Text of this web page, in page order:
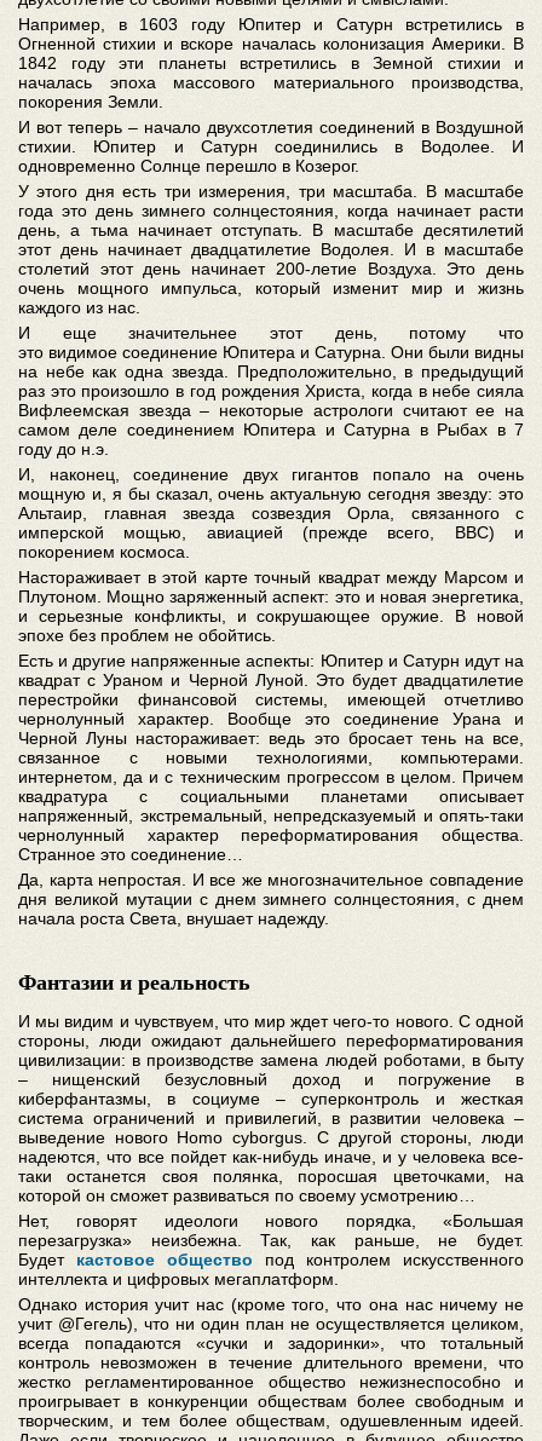
Например, в 1603 году Юпитер и Сатурн встретились в
Огненной стихии и вскоре началась колонизация Америки. В
1842 году эти планеты встретились в Земной стихии и
началась эпоха массового материального производства,
покорения Земли.
И вот теперь – начало двухсотлетия соединений в Воздушной
стихии. Юпитер и Сатурн соединились в Водолее. И
одновременно Солнце перешло в Козерог.
У этого дня есть три измерения, три масштаба. В масштабе
года это день зимнего солнцестояния, когда начинает расти
день, а тьма начинает отступать. В масштабе десятилетий
этот день начинает двадцатилетие Водолея. И в масштабе
столетий этот день начинает 200-летие Воздуха. Это день
очень мощного импульса, который изменит мир и жизнь
каждого из нас.
И еще значительнее этот день, потому что
это видимое соединение Юпитера и Сатурна. Они были видны
на небе как одна звезда. Предположительно, в предыдущий
раз это произошло в год рождения Христа, когда в небе сияла
Вифлеемская звезда – некоторые астрологи считают ее на
самом деле соединением Юпитера и Сатурна в Рыбах в 7
году до н.э.
И, наконец, соединение двух гигантов попало на очень
мощную и, я бы сказал, очень актуальную сегодня звезду: это
Альтаир, главная звезда созвездия Орла, связанного с
имперской мощью, авиацией (прежде всего, ВВС) и
покорением космоса.
Настораживает в этой карте точный квадрат между Марсом и
Плутоном. Мощно заряженный аспект: это и новая энергетика,
и серьезные конфликты, и сокрушающее оружие. В новой
эпохе без проблем не обойтись.
Есть и другие напряженные аспекты: Юпитер и Сатурн идут на
квадрат с Ураном и Черной Луной. Это будет двадцатилетие
перестройки финансовой системы, имеющей отчетливо
чернолунный характер. Вообще это соединение Урана и
Черной Луны настораживает: ведь это бросает тень на все,
связанное с новыми технологиями, компьютерами.
интернетом, да и с техническим прогрессом в целом. Причем
квадратура с социальными планетами описывает
напряженный, экстремальный, непредсказуемый и опять-таки
чернолунный характер переформатирования общества.
Странное это соединение…
Да, карта непростая. И все же многозначительное совпадение
дня великой мутации с днем зимнего солнцестояния, с днем
начала роста Света, внушает надежду.
Фантазии и реальность
И мы видим и чувствуем, что мир ждет чего-то нового. С одной
стороны, люди ожидают дальнейшего переформатирования
цивилизации: в производстве замена людей роботами, в быту
– нищенский безусловный доход и погружение в
киберфантазмы, в социуме – суперконтроль и жесткая
система ограничений и привилегий, в развитии человека –
выведение нового Homo cyborgus. C другой стороны, люди
надеются, что все пойдет как-нибудь иначе, и у человека все-
таки останется своя полянка, поросшая цветочками, на
которой он сможет развиваться по своему усмотрению…
Нет, говорят идеологи нового порядка, «Большая
перезагрузка» неизбежна. Так, как раньше, не будет.
Будет кастовое общество под контролем искусственного
интеллекта и цифровых мегаплатформ.
Однако история учит нас (кроме того, что она нас ничему не
учит @Гегель), что ни один план не осуществляется целиком,
всегда попадаются «сучки и задоринки», что тотальный
контроль невозможен в течение длительного времени, что
жестко регламентированное общество нежизнеспособно и
проигрывает в конкуренции обществам более свободным и
творческим, и тем более обществам, одушевленным идеей.